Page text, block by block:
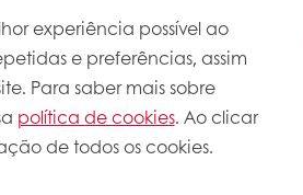
Nível de complexidade
experiência possível ao
e preferências, assim
Para saber mais sobre
política de cookies. Ao clicar
de todos os cookies.